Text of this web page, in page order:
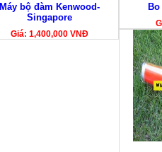
Máy bộ đàm Kenwood-
Singapore
Giá: 1,400,000 VNĐ